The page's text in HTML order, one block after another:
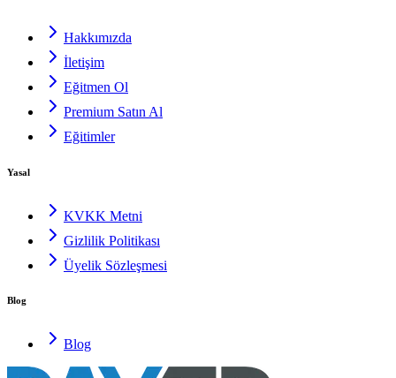
Hakkımızda
İletişim
Eğitmen Ol
Premium Satın Al
Eğitimler
Yasal
KVKK Metni
Gizlilik Politikası
Üyelik Sözleşmesi
Blog
Blog